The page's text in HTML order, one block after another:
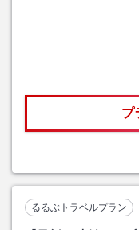
プ
るるぶトラベルプラン